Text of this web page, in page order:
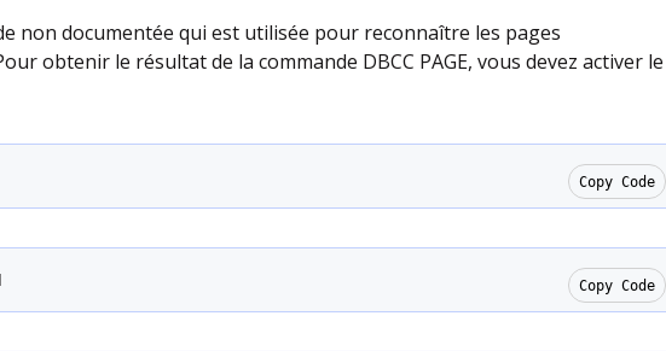
non documentée qui est utilisée pour reconnaître les pages
obtenir le résultat de la commande DBCC PAGE, vous devez activer le
Copy Code
Copy Code